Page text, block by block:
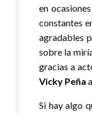
en
constantes
agradables
sobre la
gracias a
Vicky Peña
Si hay algo